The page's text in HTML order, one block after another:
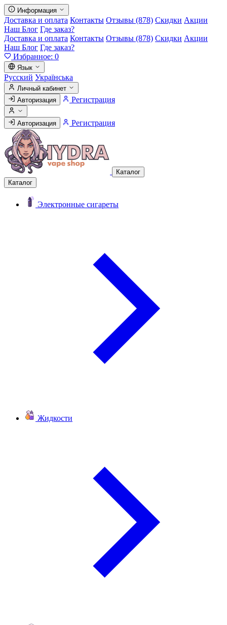
Информация
Доставка и оплата Контакты Отзывы (878) Скидки Акции
Наш Блог Где заказ?
Доставка и оплата Контакты Отзывы (878) Скидки Акции
Наш Блог Где заказ?
Избранное: 0
Язык
Русский Українська
Личный кабинет
Авторизация
Регистрация
Авторизация Регистрация
Каталог
Каталог
Электронные сигареты
Жидкости